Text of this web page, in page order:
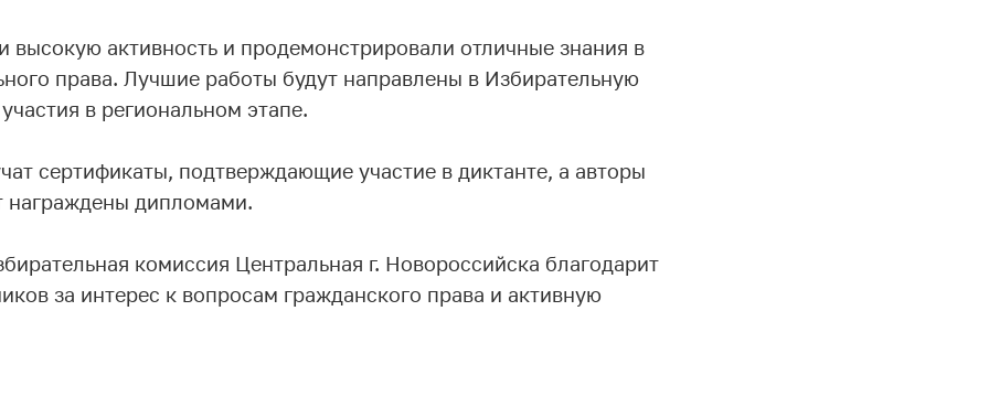
высокую активность и продемонстрировали отличные знания в
права. Лучшие работы будут направлены в Избирательную
в региональном этапе.
сертификаты, подтверждающие участие в диктанте, а авторы
награждены дипломами.
комиссия Центральная г. Новороссийска благодарит
за интерес к вопросам гражданского права и активную